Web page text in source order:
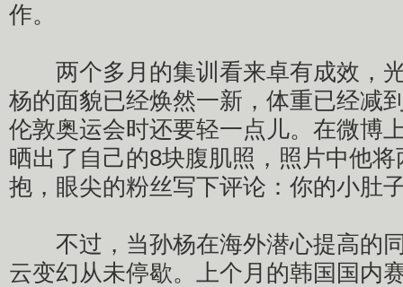
作。
两个多月的集训看来卓有成效，
杨的面貌已经焕然一新，体重已经减
伦敦奥运会时还要轻一点儿。在微博
晒出了自己的8块腹肌照，照片中他
抱，眼尖的粉丝写下评论：你的小肚
不过，当孙杨在海外潜心提高的
云变幻从未停歇。上个月的韩国国内